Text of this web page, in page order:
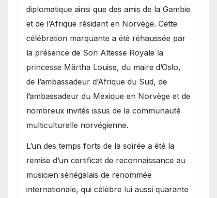
diplomatique ainsi que des amis de la Gambie
et de l’Afrique résidant en Norvège. Cette
célébration marquante a été réhaussée par
la présence de Son Altesse Royale la
princesse Märtha Louise, du maire d’Oslo,
de l’ambassadeur d’Afrique du Sud, de
l’ambassadeur du Mexique en Norvège et de
nombreux invités issus de la communauté
multiculturelle norvégienne.
​L’un des temps forts de la soirée a été la
remise d’un certificat de reconnaissance au
musicien sénégalais de renommée
internationale, qui célèbre lui aussi quarante